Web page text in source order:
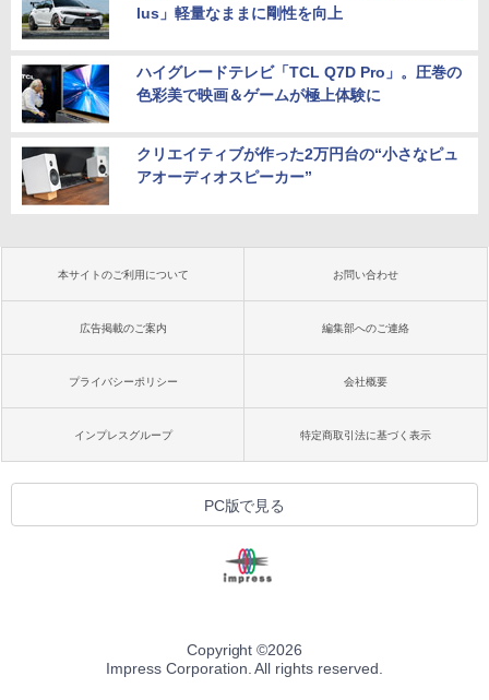
lus」軽量なままに剛性を向上
ハイグレードテレビ「TCL Q7D Pro」。圧巻の
色彩美で映画＆ゲームが極上体験に
クリエイティブが作った2万円台の“小さなピュ
アオーディオスピーカー”
本サイトのご利用について お問い合わせ
広告掲載のご案内 編集部へのご連絡
プライバシーポリシー 会社概要
インプレスグループ 特定商取引法に基づく表示
PC版で見る
Copyright ©2026
Impress Corporation. All rights reserved.